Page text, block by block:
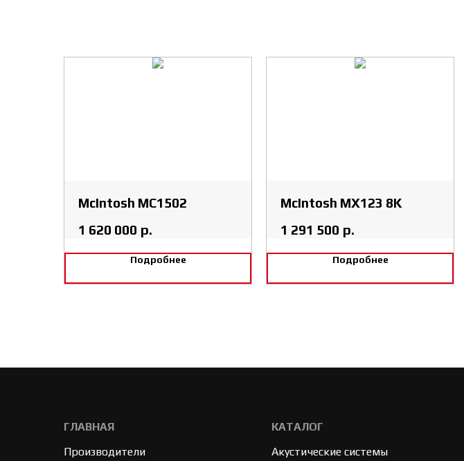
McIntosh MC1502
1 620 000 р.
Подробнее
McIntosh MX123 8K
1 291 500 р.
Подробнее
ГЛАВНАЯ
Производители
КАТАЛОГ
Акустические системы